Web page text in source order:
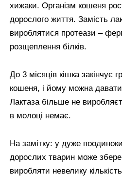
хижаки. Організм кошеня
дорослого життя. Замість
вироблятися протеази –
розщеплення білків.
До 3 місяців кішка закінчує
кошеня, і йому можна
Лактаза більше не
в молоці немає.
На замітку: у дуже
дорослих тварин може
виробляти невелику